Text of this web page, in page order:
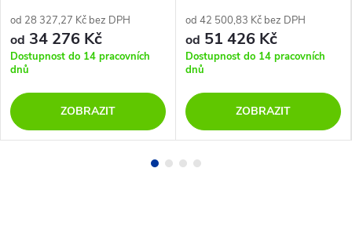
od 28 327,27 Kč bez DPH
od 34 276 Kč
Dostupnost do 14 pracovních
dnů
ZOBRAZIT
od 42 500,83 Kč bez DPH
od 51 426 Kč
Dostupnost do 14 pracovních
dnů
ZOBRAZIT